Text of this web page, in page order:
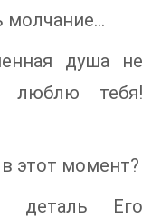
молчание…
душа не
люблю тебя!
этот момент?
деталь Его